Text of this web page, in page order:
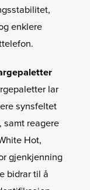
enklere
lar
synsfeltet
samt reagere
Hot,
gjenkjenning
bidrar til å